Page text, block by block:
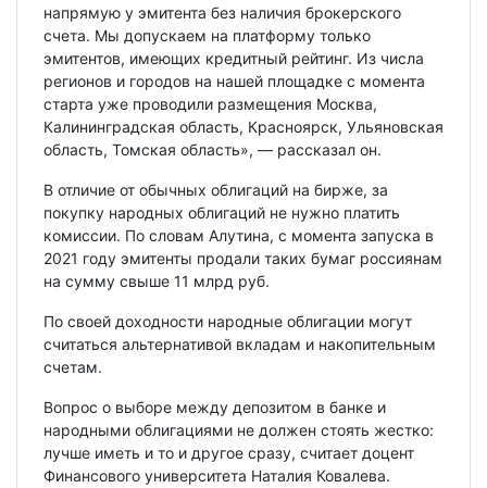
напрямую у эмитента без наличия брокерского
счета. Мы допускаем на платформу только
эмитентов, имеющих кредитный рейтинг. Из числа
регионов и городов на нашей площадке с момента
старта уже проводили размещения Москва,
Калининградская область, Красноярск, Ульяновская
область, Томская область», — рассказал он.
В отличие от обычных облигаций на бирже, за
покупку народных облигаций не нужно платить
комиссии. По словам Алутина, с момента запуска в
2021 году эмитенты продали таких бумаг россиянам
на сумму свыше 11 млрд руб.
По своей доходности народные облигации могут
считаться альтернативой вкладам и накопительным
счетам.
Вопрос о выборе между депозитом в банке и
народными облигациями не должен стоять жестко:
лучше иметь и то и другое сразу, считает доцент
Финансового университета Наталия Ковалева.